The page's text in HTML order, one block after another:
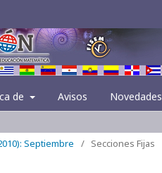
de Avisos Novedades
Septiembre / Secciones Fijas